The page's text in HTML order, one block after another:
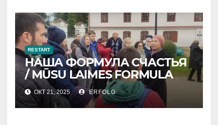
RESTART
НАША ФОРМУЛА СЧАСТЬЯ
/ MŪSU LAIMES FORMULA
ОКТ 21, 2025 ERFOLG